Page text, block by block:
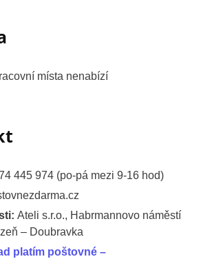
místa nenabízí
445 974 (po-pá mezi 9-16 hod)
Ateli s.r.o., Habrmannovo náměstí
– Doubravka
platím poštovné –